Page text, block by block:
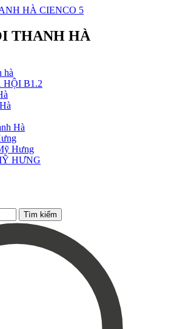
THANH HÀ
hà
B1.2
Hà
Hưng
HƯNG